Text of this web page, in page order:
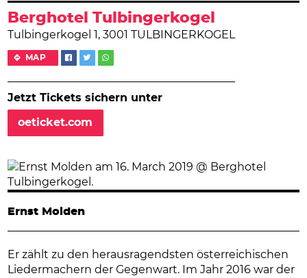
Berghotel Tulbingerkogel
Tulbingerkogel 1, 3001 TULBINGERKOGEL
MAP
Jetzt Tickets sichern unter
oeticket.com
Ernst Molden
Er zählt zu den herausragendsten österreichischen
Liedermachern der Gegenwart. Im Jahr 2016 war der